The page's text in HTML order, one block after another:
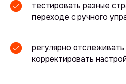
тестировать разные
переходе с ручного
регулярно отслеживать
корректировать